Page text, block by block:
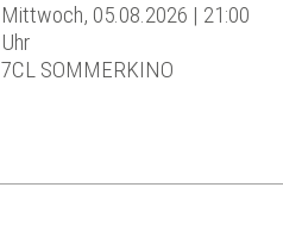
Mittwoch, 05.08.2026 | 21:00
Uhr
7CL SOMMERKINO